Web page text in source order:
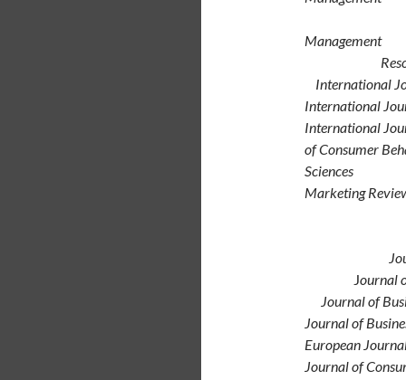
International
International
of
Journal
Journal of
Journal
Journal